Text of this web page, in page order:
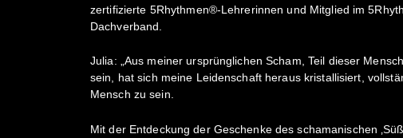
zertifizierte 5Rhythmen®-Lehrerinnen und Mitglied im
Dachverband.
Julia: „Aus meiner ursprünglichen Scham, Teil dieser
sein, hat sich meine Leidenschaft heraus kristallisiert,
Mensch zu sein.
Mit der Entdeckung der Geschenke des schamanischen